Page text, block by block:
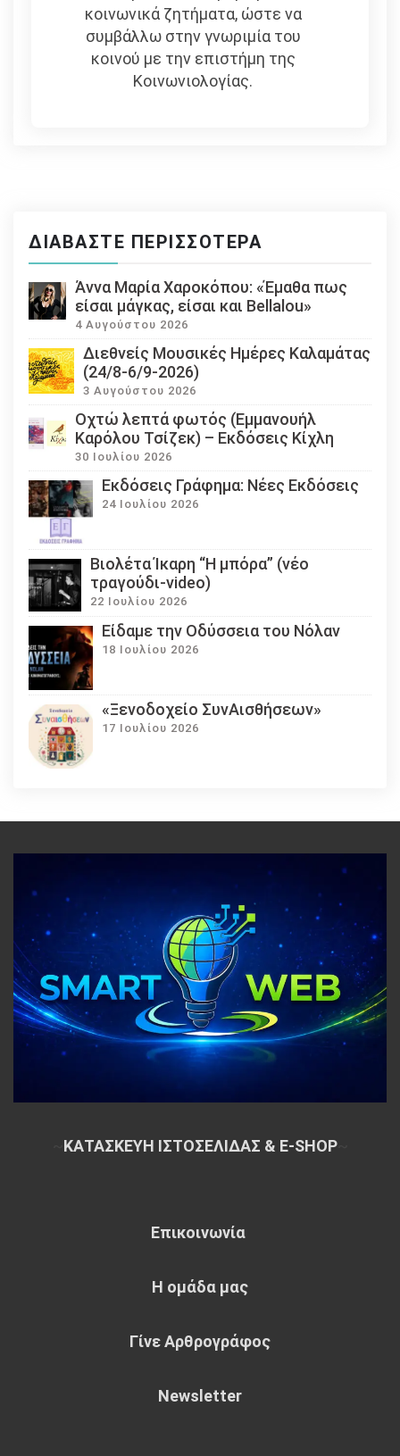
κοινωνικά ζητήματα, ώστε να
συμβάλλω στην γνωριμία του
κοινού με την επιστήμη της
Κοινωνιολογίας.
ΔΙΑΒΆΣΤΕ ΠΕΡΙΣΣΌΤΕΡΑ
Άννα Μαρία Χαροκόπου: «Έμαθα πως
είσαι μάγκας, είσαι και Bellalou»
4 Αυγούστου 2026
Διεθνείς Μουσικές Ημέρες Καλαμάτας
(24/8-6/9-2026)
3 Αυγούστου 2026
Οχτώ λεπτά φωτός (Εμμανουήλ
Καρόλου Τσίζεκ) – Εκδόσεις Κίχλη
30 Ιουλίου 2026
Εκδόσεις Γράφημα: Νέες Εκδόσεις
24 Ιουλίου 2026
Βιολέτα Ίκαρη “Η μπόρα” (νέο
τραγούδι-video)
22 Ιουλίου 2026
Eίδαμε την Οδύσσεια του Νόλαν
18 Ιουλίου 2026
«Ξενοδοχείο ΣυνΑισθήσεων»
17 Ιουλίου 2026
ΚΑΤΑΣΚΕΥΗ ΙΣΤΟΣΕΛΙΔΑΣ & E-SHOP~
Επικοινωνία
Η ομάδα μας
Γίνε Αρθρογράφος
Newsletter